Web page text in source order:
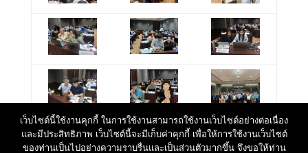
เว็บไซต์นี้ใช้งานคุกกี้ ในการใช้งานสามารถใช้งานเว็บไซต์อย่างต่อเนื่อง
และมีประสิทธิภาพ เว็บไซต์นี้จะมีเก็บค่าคุกกี้ เพื่อให้การใช้งานเว็บไซต์
ของท่านเป็นไปอย่างความราบรื่นและเป็นส่วนตัวมากขึ้น จึงขอให้ท่าน